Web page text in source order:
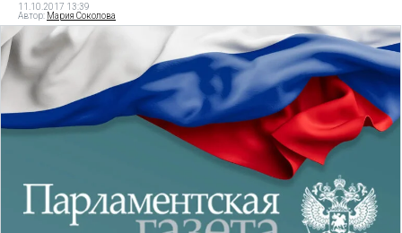
11.10.2017 13:39
Автор: Мария Соколова